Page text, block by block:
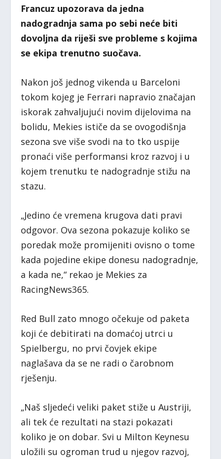
Francuz upozorava da jedna
nadogradnja sama po sebi neće biti
dovoljna da riješi sve probleme s kojima
se ekipa trenutno suočava.
Nakon još jednog vikenda u Barceloni
tokom kojeg je Ferrari napravio značajan
iskorak zahvaljujući novim dijelovima na
bolidu, Mekies ističe da se ovogodišnja
sezona sve više svodi na to tko uspije
pronaći više performansi kroz razvoj i u
kojem trenutku te nadogradnje stižu na
stazu.
„Jedino će vremena krugova dati pravi
odgovor. Ova sezona pokazuje koliko se
poredak može promijeniti ovisno o tome
kada pojedine ekipe donesu nadogradnje,
a kada ne,“ rekao je Mekies za
RacingNews365.
Red Bull zato mnogo očekuje od paketa
koji će debitirati na domaćoj utrci u
Spielbergu, no prvi čovjek ekipe
naglašava da se ne radi o čarobnom
rješenju.
„Naš sljedeći veliki paket stiže u Austriji,
ali tek će rezultati na stazi pokazati
koliko je on dobar. Svi u Milton Keynesu
uložili su ogroman trud u njegov razvoj,